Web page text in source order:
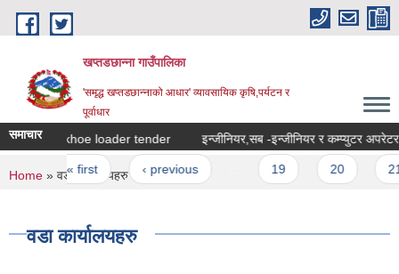
Skip to main content
खप्तडछान्ना गाउँपालिका
'समृद्ध खप्तडछान्नाको आधार' व्यावसायिक कृषि,पर्यटन र
पूर्वाधार
समाचारbackhoe loader tender
Pages
« first ‹ previous 19 20 21
You are here
Home » वडा कार्यालयहरु
वडा कार्यालयहरु